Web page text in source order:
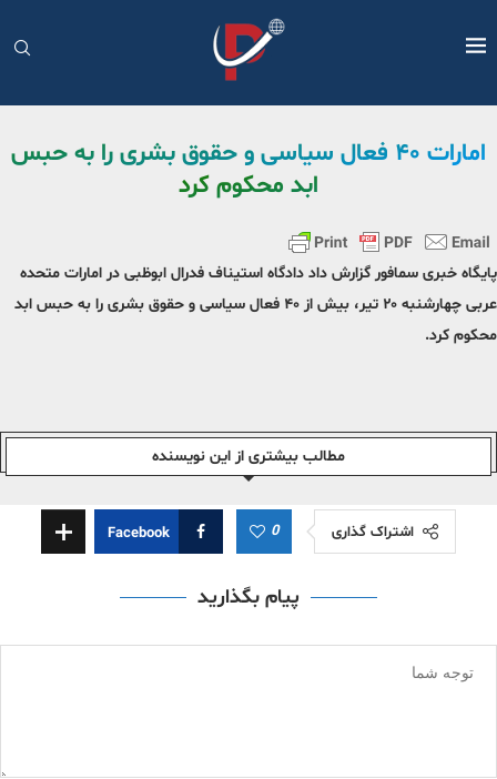
امارات ۴۰ فعال سیاسی و حقوق بشری را به حبس
ابد محکوم کرد
پایگاه خبری سمافور گزارش داد دادگاه استیناف فدرال ابوظبی در امارات متحده
عربی چهارشنبه ۲۰ تیر، بیش از ۴۰ فعال سیاسی و حقوق بشری را به حبس ابد
محکوم کرد.
مطالب بیشتری از این نویسندە
اشتراک گذاری 0
Facebook
پیام بگذارید